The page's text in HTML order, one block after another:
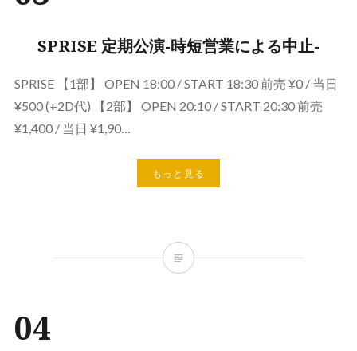
SPRISE 定期公演-時短営業による中止-
SPRISE 【1部】 OPEN 18:00 / START 18:30 前売 ¥0 / 当日
¥500 (+2D代) 【2部】 OPEN 20:10 / START 20:30 前売
¥1,400 / 当日 ¥1,90…
もっと見る
04